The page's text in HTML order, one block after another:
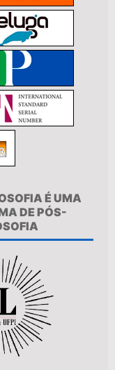
É UMA
DE PÓS-